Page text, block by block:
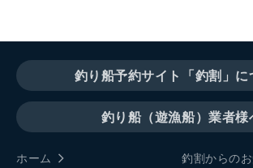
釣り船予約サイト「釣割」に
釣り船（遊漁船）業者様
ホーム
釣割からの